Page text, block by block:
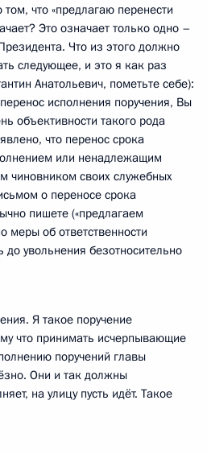
что «предлагаю перенести
Это означает только одно –
Что из этого должно
следующее, и это я как раз
Анатольевич, пометьте себе):
исполнения поручения, Вы
объективности такого рода
что перенос срока
или ненадлежащим
чиновником своих служебных
о переносе срока
пишете («предлагаем
меры об ответственности
увольнения безотносительно
Я такое поручение
что принимать исчерпывающие
поручений главы
Они и так должны
на улицу пусть идёт. Такое